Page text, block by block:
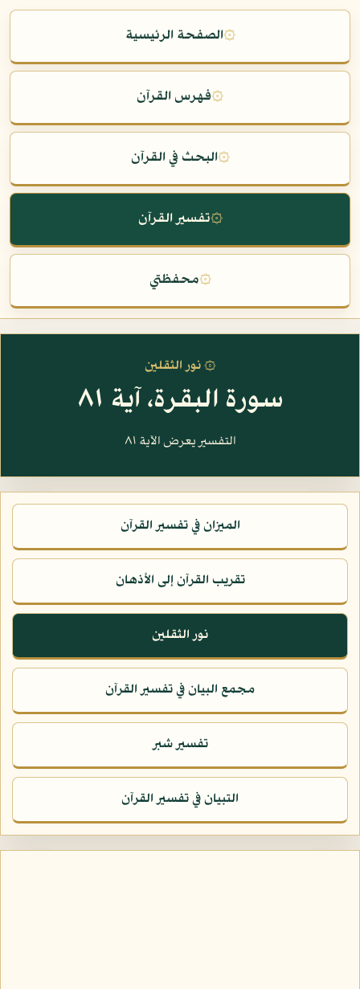
۞الصفحة الرئيسية
۞فهرس القرآن
۞البحث في القرآن
۞تفسير القرآن
۞محفظتي
۞ نور الثقلين
سورة البقرة، آية ٨١
التفسير يعرض الآية ٨١
الميزان في تفسير القرآن
تقريب القرآن إلى الأذهان
نور الثقلين
مجمع البيان في تفسير القرآن
تفسير شبر
التبيان في تفسير القرآن